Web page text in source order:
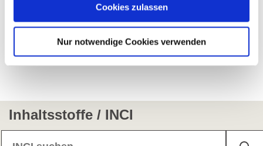
darüber, wer wir sind, wie Sie uns kontaktieren können
und wie wir personenbezogene Daten verarbeiten.
Sie können Ihre Einwilligung jederzeit von derCookie-
Cookies zulassen
Nur notwendige Cookies verwenden
Herzlichen Dank für das Gespräch!
Inhaltsstoffe / INCI